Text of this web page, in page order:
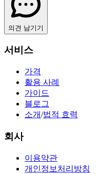
의견 남기기
서비스
가격
활용 사례
가이드
블로그
소개/법적 효력
회사
이용약관
개인정보처리방침